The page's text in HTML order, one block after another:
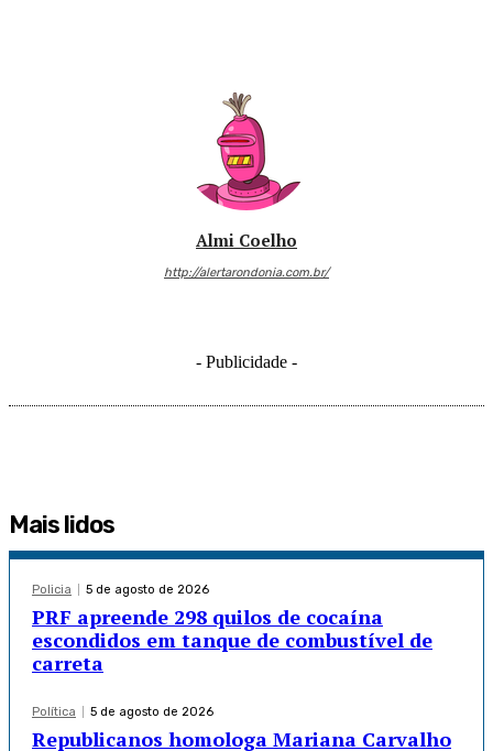
Almi Coelho
http://alertarondonia.com.br/
- Publicidade -
Mais lidos
Policia 5 de agosto de 2026
PRF apreende 298 quilos de cocaína
escondidos em tanque de combustível de
carreta
Política 5 de agosto de 2026
Republicanos homologa Mariana Carvalho